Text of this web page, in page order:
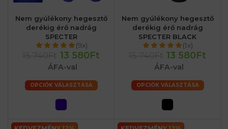
Nem gyúlékony hegesztő
derékig érő nadrág
SPECTER
(9x)
13 580Ft
ÁFA-val
OPCIÓK VÁLASZTÁSA
Nem gyúlékony hegesztő
derékig érő nadrág
SPECTER BLACK
(1x)
13 580Ft
ÁFA-val
OPCIÓK VÁLASZTÁSA